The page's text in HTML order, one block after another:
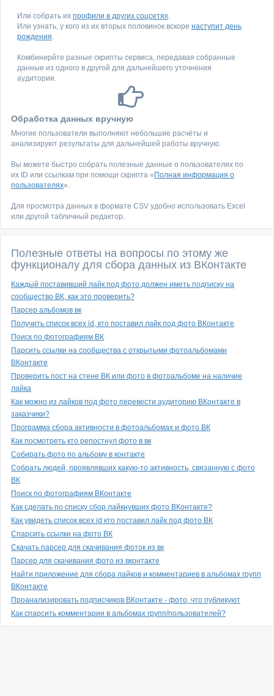
Или собрать их профили в других соцсетях.
Или узнать, у кого из их вторых половинок вскоре наступит день
рождения.
Комбинирйте разные скрипты сервиса, передавая собранные
данные из одного в другой для дальнейшего уточнения
аудитории.
Обработка данных вручную
Многие пользователи выполняют небольшие расчёты и
анализируют результаты для дальнейшей работы вручную.
Вы можете быстро собрать полезные данные о пользователях по
их ID или ссылкам при помощи скрипта « Полная информация о
пользователях».
Для просмотра данных в формате CSV удобно использовать Excel
или другой табличный редактор.
Полезные ответы на вопросы по этому же
функционалу для сбора данных из ВКонтакте
Каждый поставивший лайк под фото должен иметь подписку на
сообщество ВК, как это проверить?
Парсер альбомов вк
Получить список всех id, кто поставил лайк под фото ВКонтакте
Поиск по фотографиям ВК
Парсить ссылки на сообщества с открытыми фотоальбомами
ВКонтакте
Проверить пост на стене ВК или фото в фотоальбоме на наличие
лайка
Как можно из лайков под фото перевести аудиторию ВКонтакте в
заказчики?
Программа сбора активности в фотоальбомах и фото ВК
Как посмотреть кто репостнул фото в вк
Собирать фото по альбому в контакте
Собрать людей, проявлявших какую-то активность, связанную с фото
ВК
Поиск по фотографиям ВКонтакте
Как сделать по списку сбор лайкнувших фото ВКонтакте?
Как увидеть список всех id кто поставил лайк под фото ВК
Спарсить ссылки на фото ВК
Скачать парсер для скачивания фоток из вк
Парсер для скачивания фото из вконтакте
Найти приложение для сбора лайков и комментариев в альбомах групп
ВКонтакте
Проанализировать подписчиков ВКонтакте - фото, что публикуют
Как спарсить комментарии в альбомах групп/пользователей?